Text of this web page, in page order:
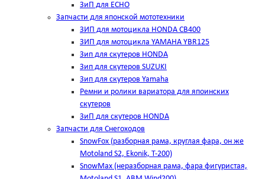
ЗиП для ЕСНО
Запчасти для японской мототехники
ЗИП для мотоцикла HONDA CB400
ЗИП для мотоцикла YAMAHA YBR125
Зип для скутеров HONDA
Зип для скутеров SUZUKI
Зип для скутеров Yamaha
Ремни и ролики вариатора для япоинских
скутеров
ЗиП для скутеров HONDA
Запчасти для Снегоходов
SnowFox (разборная рама, круглая фара, он же
Motoland S2, Ekonik, T-200)
SnowMax (неразборная рама, фара фигуристая,